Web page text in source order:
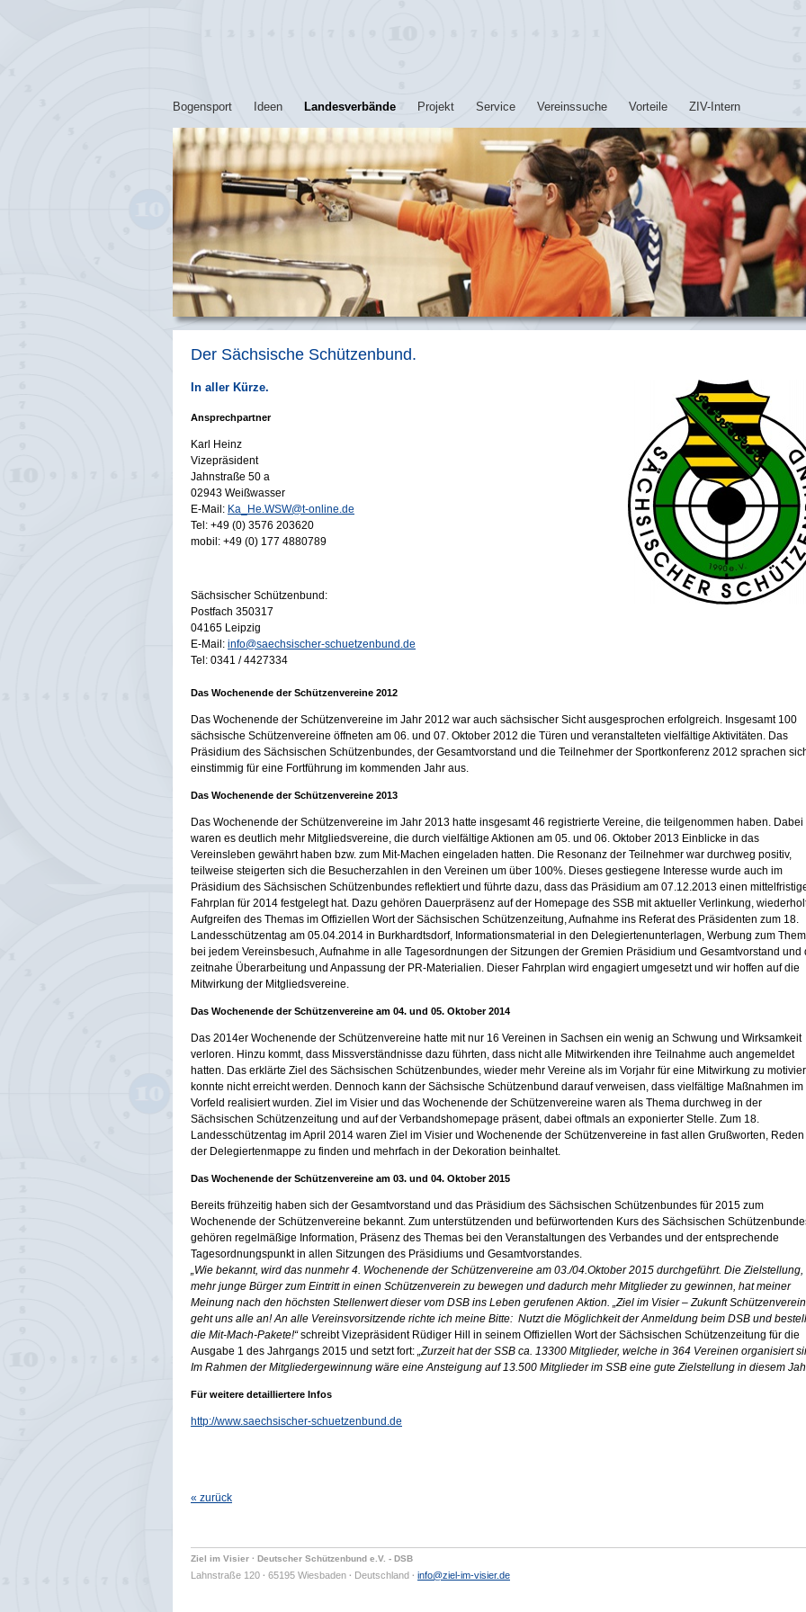
Bogensport Ideen Landesverbände Projekt Service Vereinssuche Vorteile ZIV-Intern
Der Sächsische Schützenbund.
In aller Kürze.
Ansprechpartner
Karl Heinz
Vizepräsident
Jahnstraße 50 a
02943 Weißwasser
E-Mail: Ka_He.WSW@t-online.de
Tel: +49 (0) 3576 203620
mobil: +49 (0) 177 4880789
Sächsischer Schützenbund:
Postfach 350317
04165 Leipzig
E-Mail: info@saechsischer-schuetzenbund.de
Tel: 0341 / 4427334
Das Wochenende der Schützenvereine 2012
Das Wochenende der Schützenvereine im Jahr 2012 war auch sächsischer Sicht ausgesprochen erfolgreich. Insgesamt 100
sächsische Schützenvereine öffneten am 06. und 07. Oktober 2012 die Türen und veranstalteten vielfältige Aktivitäten. Das
Präsidium des Sächsischen Schützenbundes, der Gesamtvorstand und die Teilnehmer der Sportkonferenz 2012 sprachen
einstimmig für eine Fortführung im kommenden Jahr aus.
Das Wochenende der Schützenvereine 2013
Das Wochenende der Schützenvereine im Jahr 2013 hatte insgesamt 46 registrierte Vereine, die teilgenommen haben. Dabei
waren es deutlich mehr Mitgliedsvereine, die durch vielfältige Aktionen am 05. und 06. Oktober 2013 Einblicke in das
Vereinsleben gewährt haben bzw. zum Mit-Machen eingeladen hatten. Die Resonanz der Teilnehmer war durchweg positiv,
teilweise steigerten sich die Besucherzahlen in den Vereinen um über 100%. Dieses gestiegene Interesse wurde auch im
Präsidium des Sächsischen Schützenbundes reflektiert und führte dazu, dass das Präsidium am 07.12.2013 einen
Fahrplan für 2014 festgelegt hat. Dazu gehören Dauerpräsenz auf der Homepage des SSB mit aktueller Verlinkung,
Aufgreifen des Themas im Offiziellen Wort der Sächsischen Schützenzeitung, Aufnahme ins Referat des Präsidenten zum 18.
Landesschützentag am 05.04.2014 in Burkhardtsdorf, Informationsmaterial in den Delegiertenunterlagen, Werbung zum
bei jedem Vereinsbesuch, Aufnahme in alle Tagesordnungen der Sitzungen der Gremien Präsidium und Gesamtvorstand und
zeitnahe Überarbeitung und Anpassung der PR-Materialien. Dieser Fahrplan wird engagiert umgesetzt und wir hoffen auf die
Mitwirkung der Mitgliedsvereine.
Das Wochenende der Schützenvereine am 04. und 05. Oktober 2014
Das 2014er Wochenende der Schützenvereine hatte mit nur 16 Vereinen in Sachsen ein wenig an Schwung und Wirksamkeit
verloren. Hinzu kommt, dass Missverständnisse dazu führten, dass nicht alle Mitwirkenden ihre Teilnahme auch angemeldet
hatten. Das erklärte Ziel des Sächsischen Schützenbundes, wieder mehr Vereine als im Vorjahr für eine Mitwirkung zu
konnte nicht erreicht werden. Dennoch kann der Sächsische Schützenbund darauf verweisen, dass vielfältige Maßnahmen im
Vorfeld realisiert wurden. Ziel im Visier und das Wochenende der Schützenvereine waren als Thema durchweg in der
Sächsischen Schützenzeitung und auf der Verbandshomepage präsent, dabei oftmals an exponierter Stelle. Zum 18.
Landesschützentag im April 2014 waren Ziel im Visier und Wochenende der Schützenvereine in fast allen Grußworten,
der Delegiertenmappe zu finden und mehrfach in der Dekoration beinhaltet.
Das Wochenende der Schützenvereine am 03. und 04. Oktober 2015
Bereits frühzeitig haben sich der Gesamtvorstand und das Präsidium des Sächsischen Schützenbundes für 2015 zum
Wochenende der Schützenvereine bekannt. Zum unterstützenden und befürwortenden Kurs des Sächsischen
gehören regelmäßige Information, Präsenz des Themas bei den Veranstaltungen des Verbandes und der entsprechende
Tagesordnungspunkt in allen Sitzungen des Präsidiums und Gesamtvorstandes.
„Wie bekannt, wird das nunmehr 4. Wochenende der Schützenvereine am 03./04.Oktober 2015 durchgeführt. Die Zielstellung,
mehr junge Bürger zum Eintritt in einen Schützenverein zu bewegen und dadurch mehr Mitglieder zu gewinnen, hat meiner
Meinung nach den höchsten Stellenwert dieser vom DSB ins Leben gerufenen Aktion. „Ziel im Visier – Zukunft
geht uns alle an! An alle Vereinsvorsitzende richte ich meine Bitte: Nutzt die Möglichkeit der Anmeldung beim DSB und
die Mit-Mach-Pakete!“schreibt Vizepräsident Rüdiger Hill in seinem Offiziellen Wort der Sächsischen Schützenzeitung für die
Ausgabe 1 des Jahrgangs 2015 und setzt fort: „Zurzeit hat der SSB ca. 13300 Mitglieder, welche in 364 Vereinen organisiert
Im Rahmen der Mitgliedergewinnung wäre eine Ansteigung auf 13.500 Mitglieder im SSB eine gute Zielstellung in diesem
Für weitere detailliertere Infos
http://www.saechsischer-schuetzenbund.de
« zurück
Ziel im Visier · Deutscher Schützenbund e.V. - DSB
Lahnstraße 120 · 65195 Wiesbaden · Deutschland · info@ziel-im-visier.de